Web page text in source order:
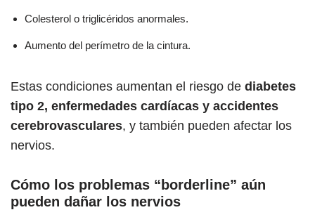
Colesterol o triglicéridos anormales.
Aumento del perímetro de la cintura.
Estas condiciones aumentan el riesgo de diabetes
tipo 2, enfermedades cardíacas y accidentes
cerebrovasculares, y también pueden afectar los
nervios.
Cómo los problemas “borderline” aún
pueden dañar los nervios